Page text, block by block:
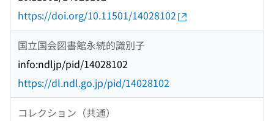
https://doi.org/10.11501/14028102
国立国会図書館永続的識別子
info:ndljp/pid/14028102
https://dl.ndl.go.jp/pid/14028102
コレクション（共通）